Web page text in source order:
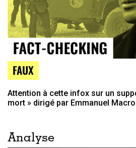
FAUX
Attention à cette infox sur un
mort » dirigé par Emmanuel
Analyse